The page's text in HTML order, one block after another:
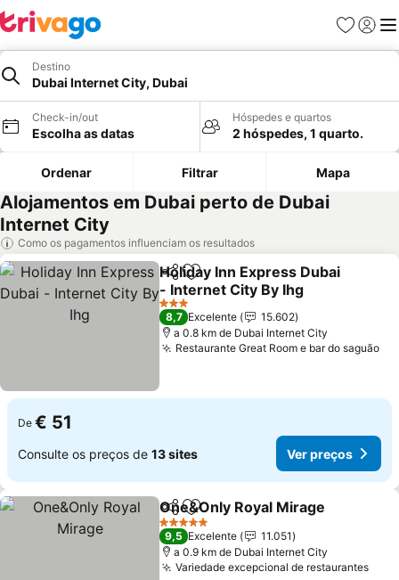
Favoritos
Iniciar
Destino
Dubai Internet City, Dubai
Check-in/out
Escolha as datas
Hóspedes e quartos
2 hóspedes, 1 quarto.
Ordenar Filtrar Mapa
Alojamentos em Dubai perto de Dubai
Internet City
Como os pagamentos influenciam os resultados
PartilharAdicionar aos favoritos
Holiday Inn Express Dubai
- Internet City By Ihg
Ver preços
3 Estrelas
8,7 Excelente
15.602
a 0.8 km de Dubai Internet City
Restaurante Great Room e bar do saguão
De € 51
Consulte os preços de 13 sites Ver preços
PartilharAdicionar aos favoritos
One&Only Royal Mirage
5 Estrelas
9,5 Excelente
11.051
a 0.9 km de Dubai Internet City
Variedade excepcional de restaurantesVer